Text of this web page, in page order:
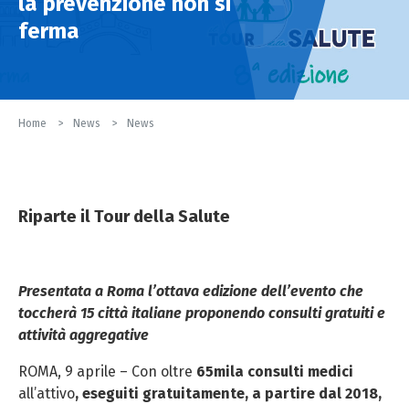
ferma
Home News News
Riparte il Tour della Salute
Presentata a Roma l’ottava edizione dell’evento che
toccherà 15 città italiane proponendo consulti gratuiti e
attività aggregative
ROMA, 9 aprile – Con oltre 65mila consulti medici
all’attivo, eseguiti gratuitamente, a partire dal 2018,